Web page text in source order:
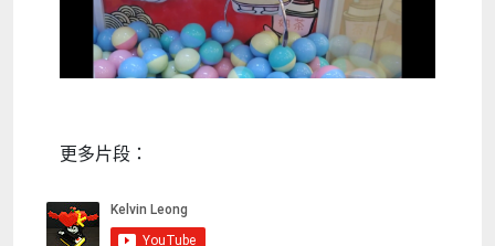
更多片段：